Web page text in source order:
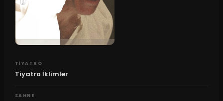
TIYATRO
Tiyatro İklimler
SAHNE